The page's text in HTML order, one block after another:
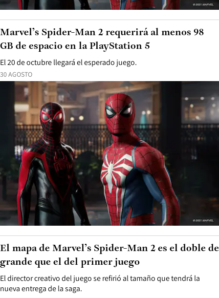
30 AGOSTO
El 20 de octubre llegará el esperado juego.
Marvel’s Spider-Man 2 requerirá al menos 98
GB de espacio en la PlayStation 5
El director creativo del juego se refirió al tamaño que tendrá la
nueva entrega de la saga.
El mapa de Marvel’s Spider-Man 2 es el doble de
grande que el del primer juego